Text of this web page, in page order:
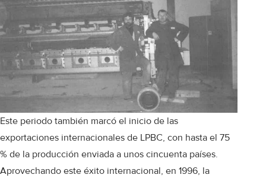
Este periodo también marcó el inicio de las
exportaciones internacionales de LPBC, con hasta el 75
% de la producción enviada a unos cincuenta países.
Aprovechando este éxito internacional, en 1996, la